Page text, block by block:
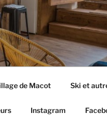
de Macot Ski et
Instagram